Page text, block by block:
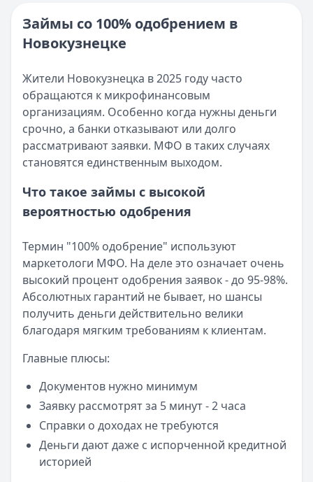
Категория:МФО и микрозаймы
Читать статью
Возврат переплаты в «Займере»: актуальная
Кратко:Разбираем, как вернуть переплату или
Категория:МФО
Читать новость
Срочный микрозайм 15 000 ₽ на карту: свежая
Кратко:Нужны 15 000 рублей на карту прямо сегодня?
Опубликовано:5 декабря 2025 г.
Категория:МФО
Рекордный рост доли клиентов МФО с iPhone: что
Кратко:В III квартале 2025 года владельцы iPhone
Категория:МФО
Читать новость
57 сервисов микрозаймов через Госуслуги: где
Кратко:Авторизация через Госуслуги ускоряет
Опубликовано:23 ноября 2025 г.
Категория:МФО
Смс о «одобренном займе» от Bigmani Ru: как
Кратко:Пришло СМС об одобрении займа от Bigmani
Опубликовано:
23 ноября 2025 г.
Категория:МФО
Читать новость
Все новости
Займы со 100% одобрением в
Новокузнецке
Жители Новокузнецка в 2025 году часто
обращаются к микрофинансовым
организациям. Особенно когда нужны деньги
срочно, а банки отказывают или долго
рассматривают заявки. МФО в таких случаях
становятся единственным выходом.
Что такое займы с высокой
вероятностью одобрения
Термин "100% одобрение" используют
маркетологи МФО. На деле это означает очень
высокий процент одобрения заявок - до 95-98%.
Абсолютных гарантий не бывает, но шансы
получить деньги действительно велики
благодаря мягким требованиям к клиентам.
Главные плюсы:
Документов нужно минимум
Заявку рассмотрят за 5 минут - 2 часа
Справки о доходах не требуются
Деньги дают даже с испорченной кредитной
историей